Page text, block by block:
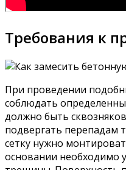
Требования к
При проведении
соблюдать
должно быть
подвергать
сетку нужно
основании необходимо